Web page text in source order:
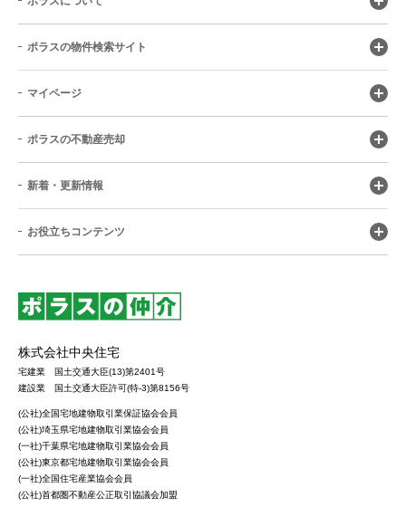
ポラスの物件検索サイト
マイページ
ポラスの不動産売却
新着・更新情報
お役立ちコンテンツ
株式会社中央住宅
宅建業 国土交通大臣(13)第2401号
建設業 国土交通大臣許可(特-3)第8156号
(公社)全国宅地建物取引業保証協会会員
(公社)埼玉県宅地建物取引業協会会員
(一社)千葉県宅地建物取引業協会会員
(公社)東京都宅地建物取引業協会会員
(一社)全国住宅産業協会会員
(公社)首都圏不動産公正取引協議会加盟